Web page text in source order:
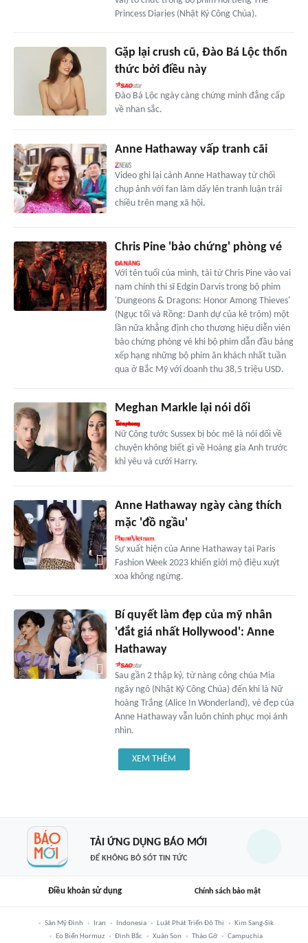
Princess Diaries (Nhật Ký Công Chúa).
Gặp lại crush cũ, Đào Bá Lộc thổn
thức bởi điều này
Đào Bá Lộc ngày càng chứng minh đẳng cấp
về nhan sắc.
Anne Hathaway vấp tranh cãi
Video ghi lại cảnh Anne Hathaway từ chối
chụp ảnh với fan làm dấy lên tranh luận trái
chiều trên mạng xã hội.
Chris Pine 'bảo chứng' phòng vé
Với tên tuổi của mình, tài tử Chris Pine vào vai
nam chính thi sĩ Edgin Darvis trong bộ phim
'Dungeons & Dragons: Honor Among Thieves'
(Ngục tối và Rồng: Danh dự của kẻ trộm) một
lần nữa khẳng định cho thương hiệu diễn viên
bảo chứng phòng vé khi bộ phim dẫn đầu bảng
xếp hạng những bộ phim ăn khách nhất tuần
qua ở Bắc Mỹ với doanh thu 38,5 triệu USD.
Meghan Markle lại nói dối
Nữ Công tước Sussex bị bóc mẽ là nói dối về
chuyện không biết gì về Hoàng gia Anh trước
khi yêu và cưới Harry.
Anne Hathaway ngày càng thích
mặc 'đồ ngầu'
Sự xuất hiện của Anne Hathaway tại Paris
Fashion Week 2023 khiến giới mộ điệu xuýt
xoa không ngừng.
Bí quyết làm đẹp của mỹ nhân
'đắt giá nhất Hollywood': Anne
Hathaway
Sau gần 2 thập kỷ, từ nàng công chúa Mia
ngây ngô (Nhật Ký Công Chúa) đến khi là Nữ
hoàng Trắng (Alice In Wonderland), vẻ đẹp của
Anne Hathaway vẫn luôn chinh phục mọi ánh
nhìn.
XEM THÊM
TẢI ỨNG DỤNG BÁO MỚI
ĐỂ KHÔNG BỎ SÓT TIN TỨC
Điều khoản sử dụng Chính sách bảo mật
Sân Mỹ Đình Iran Indonesia Luật Phát Triển Đô Thị
Kim Sang-Sik
Eo Biển Hormuz
Đình Bắc Xuân Son Tháo Gỡ Campuchia